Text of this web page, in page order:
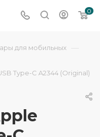
0
для мобильных —
Type-C A2344 (Original)